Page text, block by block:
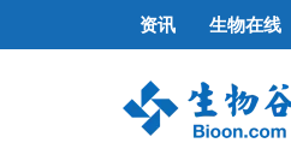
资讯 生物在线